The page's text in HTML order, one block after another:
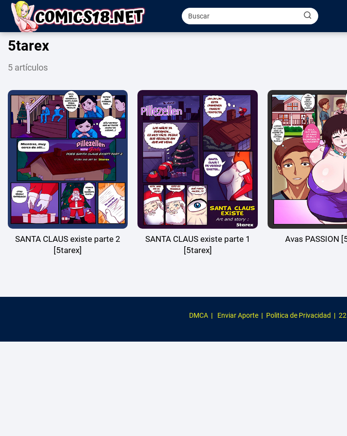
5tarex
5 artículos
SANTA CLAUS existe parte 2
[5tarex]
SANTA CLAUS existe parte 1
[5tarex]
Avas PASSION
DMCA | Enviar Aporte | Politica de Privacidad |